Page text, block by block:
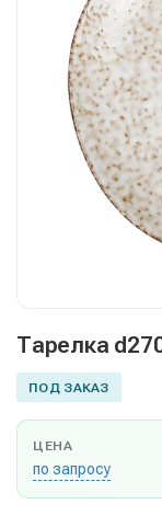
Тарелка
ПОД ЗАКАЗ
ЦЕНА
по запросу